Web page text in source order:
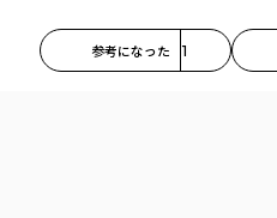
参考になった 1